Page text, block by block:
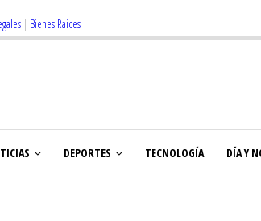
| Bienes Raices
DEPORTES TECNOLOGÍA DÍA Y